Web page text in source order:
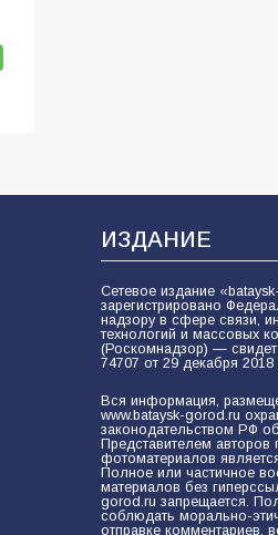
ИЗДАНИЕ
Сетевое издание
зарегистрировано
надзору в сфере связи,
технологий и массовых
(Роскомнадзор) —
74707 от 29 декабря 2018
Вся информация,
www.bataysk-gorod.ru
законодательством РФ
Представителем авторов
фотоматериалов
Полное или частичное
материалов без
gorod.ru запрещается.
соблюдать морально-
отправке комментариев,